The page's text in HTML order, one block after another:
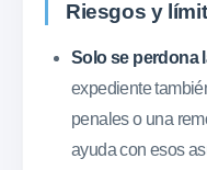
Riesgos y
Solo se perdona
expediente
penales o una
ayuda con esos